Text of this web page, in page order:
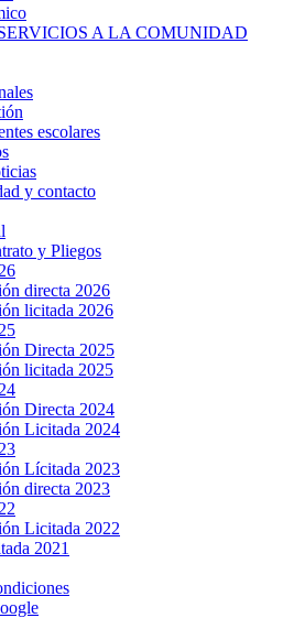
A LA COMUNIDAD
escolares
y contacto
y Pliegos
directa 2026
licitada 2026
Directa 2025
licitada 2025
Directa 2024
Licitada 2024
Lícitada 2023
directa 2023
Licitada 2022
2021